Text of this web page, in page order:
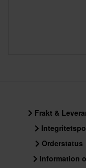
Frakt &
Orderstatus
Information